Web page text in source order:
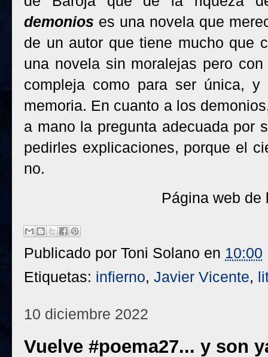
demonios es una novela que
de un autor que tiene mucho que
una novela sin moralejas pero
compleja como para ser única,
memoria. En cuanto a los
a mano la pregunta adecuada por
pedirles explicaciones, porque el
no.
Página web
Publicado por Toni Solano en 10:00
Etiquetas: infierno, Javier Vicente,
10 diciembre 2022
Vuelve #poema27... y son